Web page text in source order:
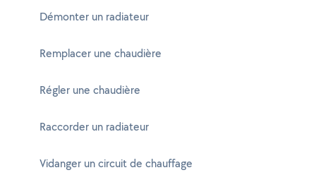
Démonter un radiateur
Remplacer une chaudière
Régler une chaudière
Raccorder un radiateur
Vidanger un circuit de chauffage